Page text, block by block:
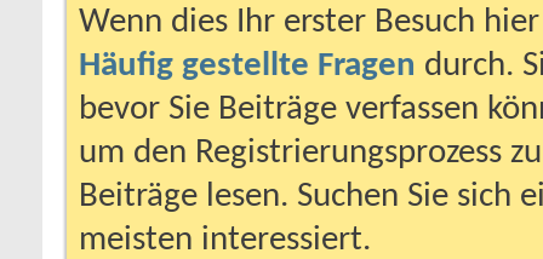
Wenn dies Ihr erster Besuch
Häufig gestellte Fragen durch.
bevor Sie Beiträge verfassen
um den Registrierungsprozess
Beiträge lesen. Suchen Sie sich
meisten interessiert.